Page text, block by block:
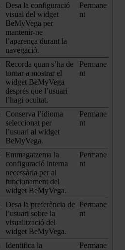
Desa la configuració
visual del widget
BeMyVega per
mantenir-ne
l’aparença durant la
navegació.
Permane
nt
Recorda quan s’ha de
tornar a mostrar el
widget BeMyVega
després que l’usuari
l’hagi ocultat.
Permane
nt
Conserva l’idioma
seleccionat per
l’usuari al widget
BeMyVega.
Permane
nt
Emmagatzema la
configuració interna
necessària per al
funcionament del
widget BeMyVega.
Permane
nt
Desa la preferència de
l’usuari sobre la
visualització del
widget BeMyVega.
Permane
nt
Identifica la
Permane